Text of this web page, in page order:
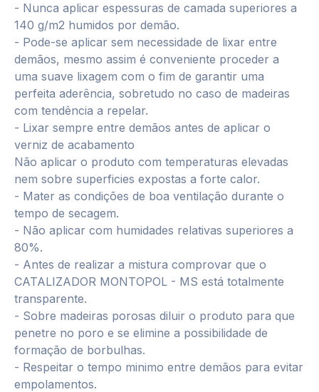
- Nunca aplicar espessuras de camada superiores a
140 g/m2 humidos por demão.
- Pode-se aplicar sem necessidade de lixar entre
demãos, mesmo assim é conveniente proceder a
uma suave lixagem com o fim de garantir uma
perfeita aderência, sobretudo no caso de madeiras
com tendência a repelar.
- Lixar sempre entre demãos antes de aplicar o
verniz de acabamento
Não aplicar o produto com temperaturas elevadas
nem sobre superficies expostas a forte calor.
- Mater as condições de boa ventilação durante o
tempo de secagem.
- Não aplicar com humidades relativas superiores a
80%.
- Antes de realizar a mistura comprovar que o
CATALIZADOR MONTOPOL - MS está totalmente
transparente.
- Sobre madeiras porosas diluir o produto para que
penetre no poro e se elimine a possibilidade de
formação de borbulhas.
- Respeitar o tempo minimo entre demãos para evitar
empolamentos.